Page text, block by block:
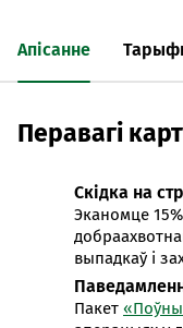
Апісанне
Перавагі
Скідка на
Эканомце
выпадкаў і
Пакет